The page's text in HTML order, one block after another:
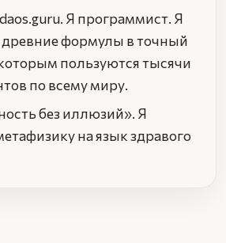
Я программист. Я
формулы в точный
пользуются тысячи
по всему миру.
без иллюзий». Я
на язык здравого